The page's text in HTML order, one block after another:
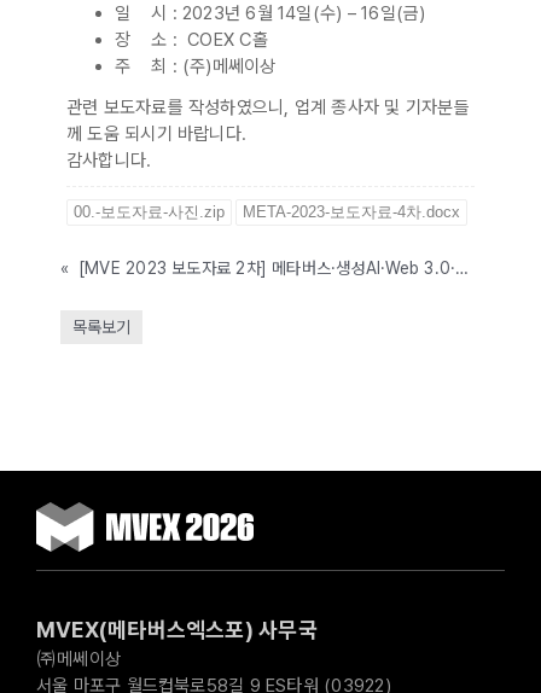
일 시 : 2023년 6월 14일(수) – 16일(금)
장 소 : COEX C홀
주 최 : (주)메쎄이상
관련 보도자료를 작성하였으니, 업계 종사자 및 기자분들
께 도움 되시기 바랍니다.
감사합니다.
00.-보도자료-사진.zip META-2023-보도자료-4차.docx
« [MVE 2023 보도자료 2차] 메타버스·생성AI·Web 3.0·메타노믹스를 담은 ‘2023 메타버스+생성AI 서밋’ 6월 14일 개최
목록보기
MVEX(메타버스엑스포) 사무국
㈜메쎄이상
서울 마포구 월드컵북로58길 9 ES타워 (03922)